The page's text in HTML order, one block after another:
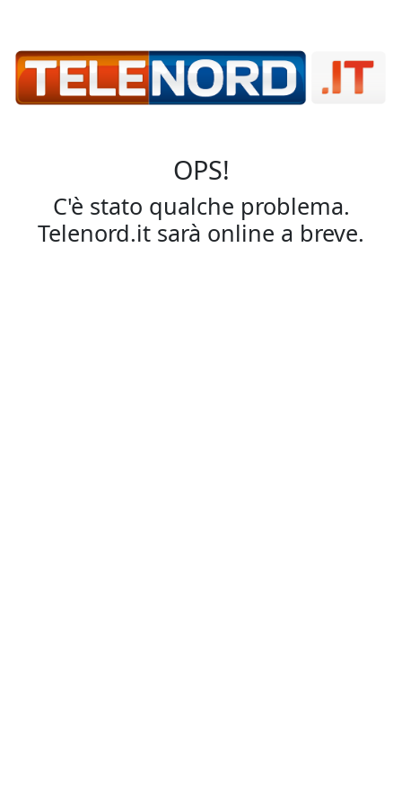
OPS!
C'è stato qualche problema.
Telenord.it sarà online a breve.